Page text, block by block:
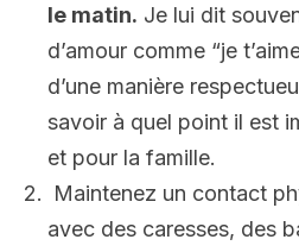
le matin. Je lui dit
d’amour comme “je
d’une manière
savoir à quel point il est
et pour la famille.
Maintenez un contact
avec des caresses, des